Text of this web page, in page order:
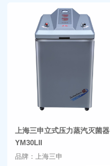
上海三申立式压力蒸汽灭菌器
YM30LII
品牌：上海三申